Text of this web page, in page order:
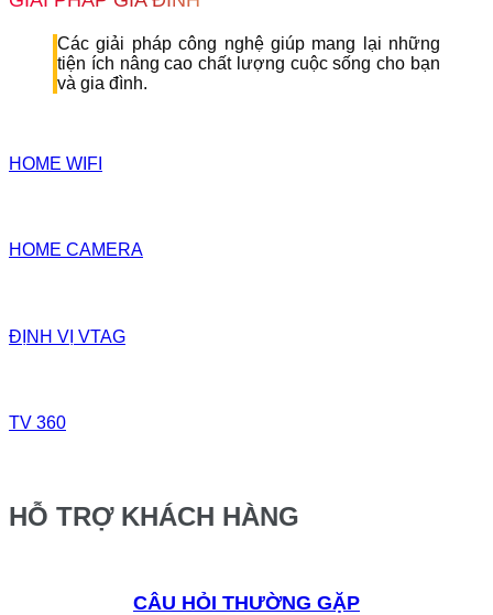
Các giải pháp công nghệ giúp mang lại những
tiện ích nâng cao chất lượng cuộc sống cho bạn
và gia đình.
HOME WIFI
HOME CAMERA
ĐỊNH VỊ VTAG
TV 360
HỖ TRỢ KHÁCH HÀNG
CÂU HỎI THƯỜNG GẶP